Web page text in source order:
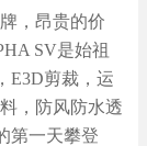
，昂贵的价
SV是始祖
E3D剪裁，运
，防风防水透
第一天攀登